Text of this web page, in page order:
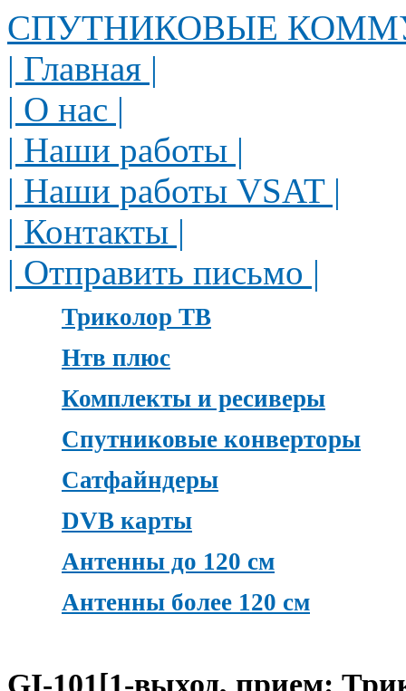
СПУТНИКОВЫЕ
| Главная |
| О нас |
| Наши работы |
| Наши работы VSAT |
| Контакты |
| Отправить письмо |
Триколор ТВ
Нтв плюс
Комплекты и ресиверы
Спутниковые конверторы
Сатфайндеры
DVB карты
Антенны до 120 см
Антенны более 120 см